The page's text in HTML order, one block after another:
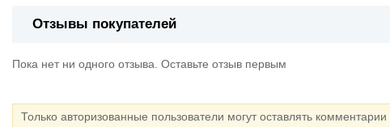
Отзывы покупателей
Пока нет ни одного отзыва. Оставьте отзыв первым
Только авторизованные пользователи могут оставлять комментарии